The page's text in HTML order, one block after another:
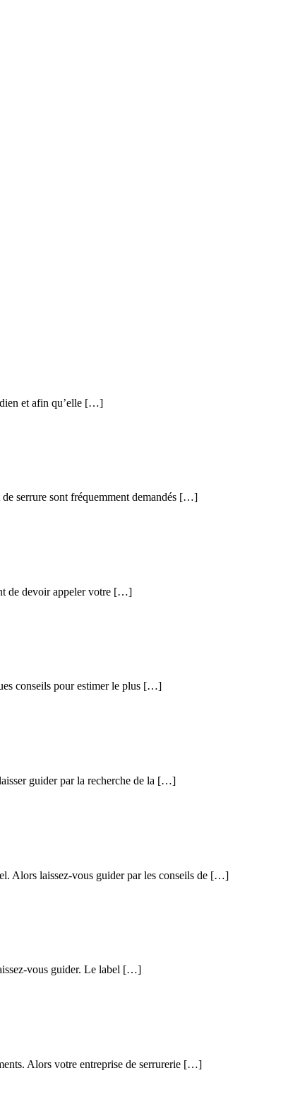
et afin qu’elle […]
serrure sont fréquemment demandés […]
de devoir appeler votre […]
conseils pour estimer le plus […]
guider par la recherche de la […]
Alors laissez-vous guider par les conseils de […]
vous guider. Le label […]
Alors votre entreprise de serrurerie […]